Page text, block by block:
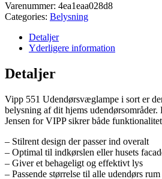
Varenummer: 4ea1eaa028d8
Categories: Belysning
Detaljer
Yderligere information
Detaljer
Vipp 551 Udendørsvæglampe i sort er
belysning af dit hjems
Jensen for VIPP sikrer både
– Stilrent design der passer ind overalt
– Optimal til indkørslen eller husets
– Giver et behageligt og effektivt lys
– Passende størrelse til alle udendørs rum